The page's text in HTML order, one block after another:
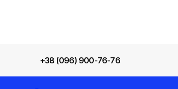
+38 (096) 900-76-76